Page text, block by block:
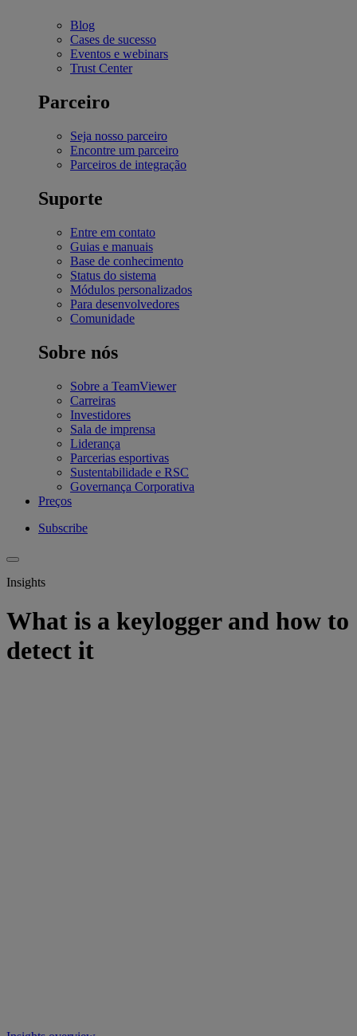
Blog
Cases de sucesso
Eventos e webinars
Trust Center
Parceiro
Seja nosso parceiro
Encontre um parceiro
Parceiros de integração
Suporte
Entre em contato
Guias e manuais
Base de conhecimento
Status do sistema
Módulos personalizados
Para desenvolvedores
Comunidade
Sobre nós
Sobre a TeamViewer
Carreiras
Investidores
Sala de imprensa
Liderança
Parcerias esportivas
Sustentabilidade e RSC
Governança Corporativa
Preços
Subscribe
Insights
What is a keylogger and how to
detect it